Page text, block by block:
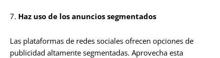
7. Haz uso de los anuncios segmentados
Las plataformas de redes sociales ofrecen opciones de
publicidad altamente segmentadas. Aprovecha esta